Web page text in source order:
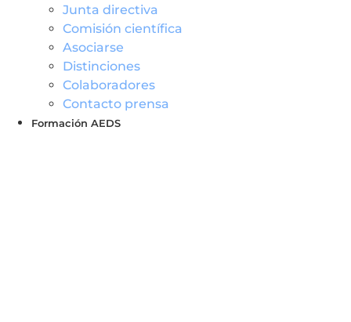
Junta directiva
Comisión científica
Asociarse
Distinciones
Colaboradores
Contacto prensa
Formación AEDS